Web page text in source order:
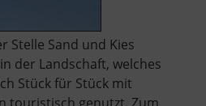
Stelle Sand und Kies
der Landschaft, welches
Stück für Stück mit